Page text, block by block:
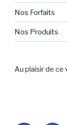
Nos Forfaits
Nos Produits
Au plaisir de ce